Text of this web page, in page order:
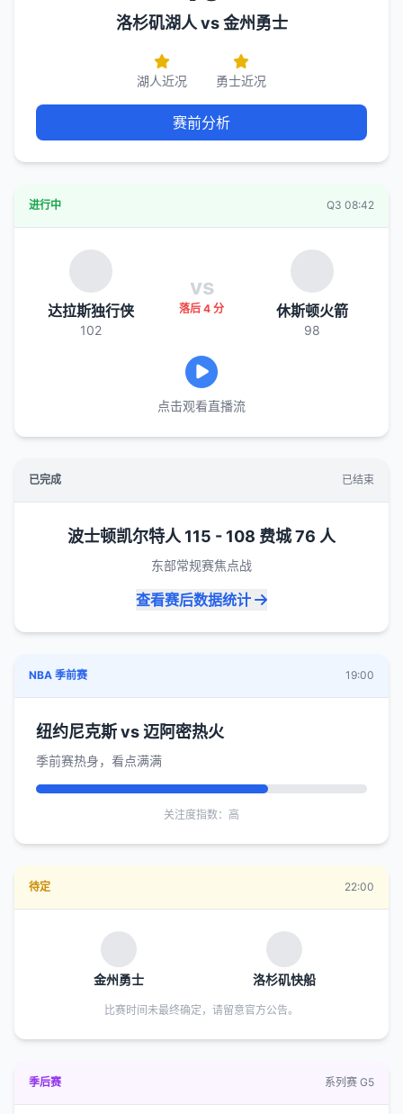
洛杉矶湖人 vs 金州勇士
湖人近况 勇士近况
赛前分析
进行中 Q3 08:42
达拉斯独行侠
102
vs
落后 4 分 休斯顿火箭
98
点击观看直播流
已完成 已结束
波士顿凯尔特人 115 - 108 费城 76 人
东部常规赛焦点战
查看赛后数据统计
NBA 季前赛 19:00
纽约尼克斯 vs 迈阿密热火
季前赛热身，看点满满
关注度指数：高
待定 22:00
金州勇士 洛杉矶快船
比赛时间未最终确定，请留意官方公告。
季后赛 系列赛 G5